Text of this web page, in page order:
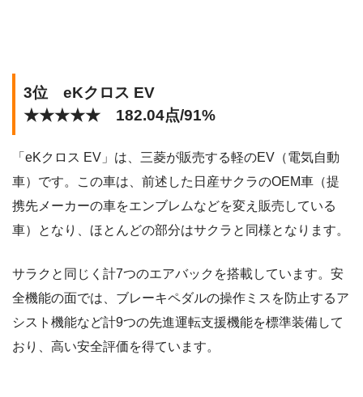
3位 eKクロス EV
★★★★★ 182.04点/91%
「eKクロス EV」は、三菱が販売する軽のEV（電気自動
車）です。この車は、前述した日産サクラのOEM車（提
携先メーカーの車をエンブレムなどを変え販売している
車）となり、ほとんどの部分はサクラと同様となります。
サラクと同じく計7つのエアバックを搭載しています。安
全機能の面では、ブレーキペダルの操作ミスを防止するア
シスト機能など計9つの先進運転支援機能を標準装備して
おり、高い安全評価を得ています。